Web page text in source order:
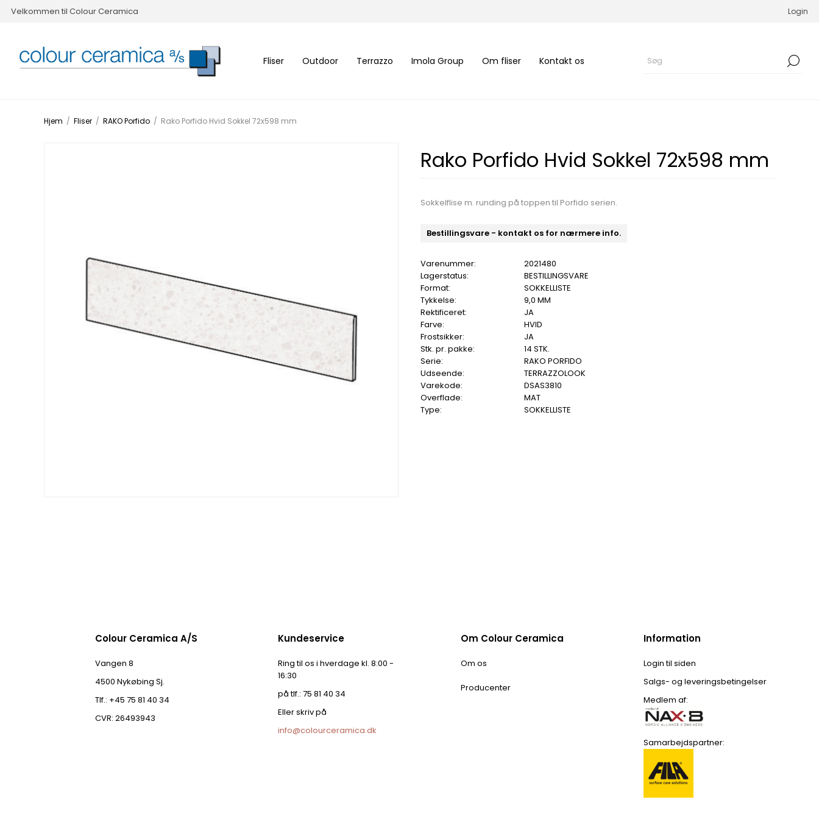
Velkommen til Colour Ceramica Login
Fliser Outdoor Terrazzo Imola Group Om fliser Kontakt os
Hjem / Fliser / RAKO Porfido / Rako Porfido Hvid Sokkel 72x598 mm
Rako Porfido Hvid Sokkel 72x598 mm
Sokkelflise m. runding på toppen til Porfido serien.
Bestillingsvare - kontakt os for nærmere info.
Varenummer:
2021480
Lagerstatus:
BESTILLINGSVARE
Format:
SOKKELLISTE
Tykkelse:
9,0 MM
Rektificeret:
JA
Farve:
HVID
Frostsikker:
JA
Stk. pr. pakke:
14 STK.
Serie:
RAKO PORFIDO
Udseende:
TERRAZZOLOOK
Varekode:
DSAS3810
Overflade:
MAT
Type:
SOKKELLISTE
Colour Ceramica A/S
Vangen 8
4500 Nykøbing Sj.
Tlf.: +45 75 81 40 34
CVR: 26493943
Kundeservice
Ring til os i hverdage kl. 8:00 -
16:30
på tlf.: 75 81 40 34
Eller skriv på
info@colourceramica.dk
Om Colour Ceramica
Om os
Producenter
Information
Login til siden
Salgs- og leveringsbetingelser
Medlem af:
Samarbejdspartner: